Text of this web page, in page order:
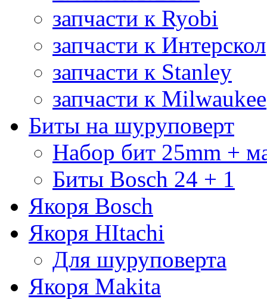
запчасти к Ryobi
запчасти к Интерскол
запчасти к Stanley
запчасти к Milwaukee
Биты на шуруповерт
Набор бит 25mm +
Биты Bosch 24 + 1
Якоря Bosch
Якоря HItachi
Для шуруповерта
Якоря Makita